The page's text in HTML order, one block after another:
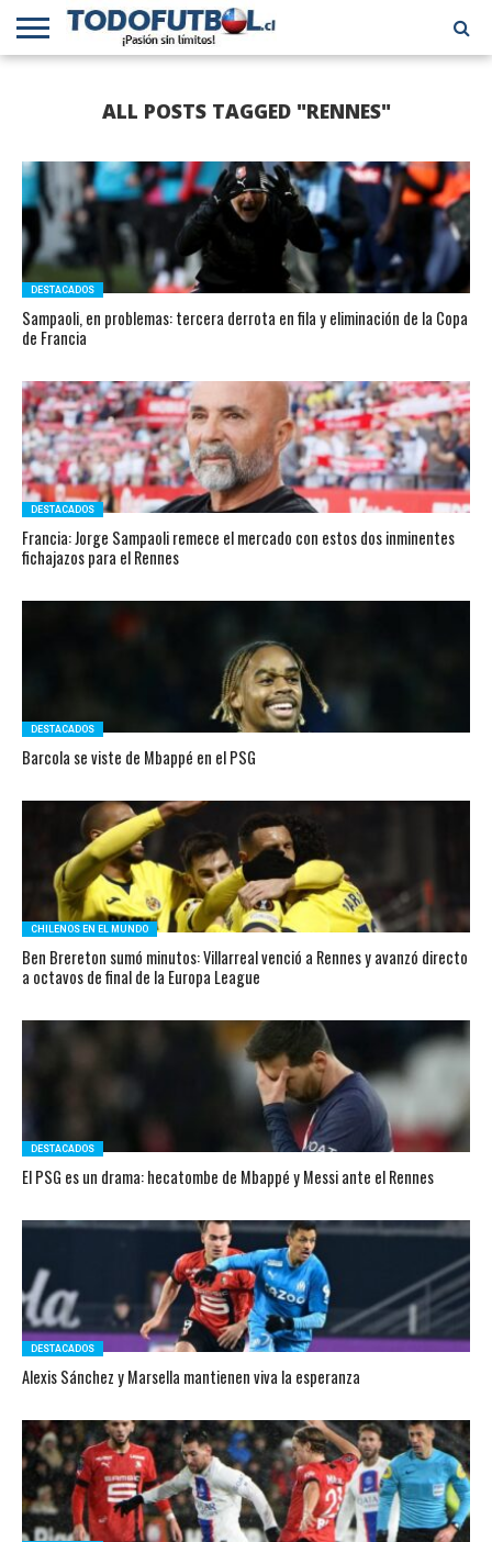
CHILENA
INTERNACIONAL
ALL POSTS TAGGED "RENNES"
DESTACADOS
Sampaoli, en problemas: tercera derrota en fila y eliminación de la Copa
de Francia
DESTACADOS
Francia: Jorge Sampaoli remece el mercado con estos dos inminentes
fichajazos para el Rennes
DESTACADOS
Barcola se viste de Mbappé en el PSG
CHILENOS EN EL MUNDO
Ben Brereton sumó minutos: Villarreal venció a Rennes y avanzó directo
a octavos de final de la Europa League
DESTACADOS
El PSG es un drama: hecatombe de Mbappé y Messi ante el Rennes
DESTACADOS
Alexis Sánchez y Marsella mantienen viva la esperanza